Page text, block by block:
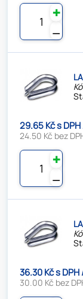
⚊
✚
29.65 Kč s DPH
24.50 Kč bez
⚊
✚
36.30 Kč s DPH
30.00 Kč bez